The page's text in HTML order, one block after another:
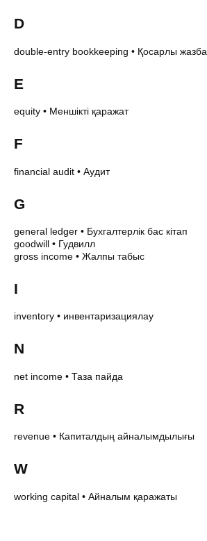
D
double-entry bookkeeping • Қосарлы жазба
E
equity • Меншікті қаражат
F
financial audit • Аудит
G
general ledger • Бухгалтерлік бас кітап
goodwill • Гудвилл
gross income • Жалпы табыс
I
inventory • инвентаризациялау
N
net income • Таза пайда
R
revenue • Капиталдың айналымдылығы
W
working capital • Айналым қаражаты